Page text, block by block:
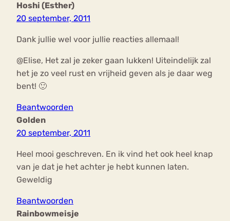
Hoshi (Esther)
20 september, 2011
Dank jullie wel voor jullie reacties allemaal!
@Elise, Het zal je zeker gaan lukken! Uiteindelijk zal
het je zo veel rust en vrijheid geven als je daar weg
bent! 🙂
Beantwoorden
Golden
20 september, 2011
Heel mooi geschreven. En ik vind het ook heel knap
van je dat je het achter je hebt kunnen laten.
Geweldig
Beantwoorden
Rainbowmeisje